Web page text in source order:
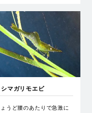
シマガリモエビ
うど腰のあたりで急激に